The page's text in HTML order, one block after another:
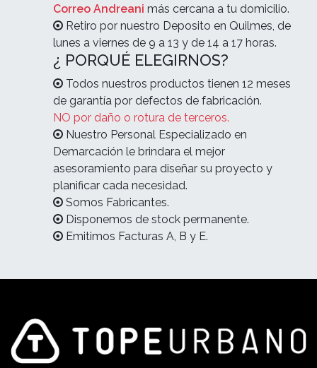
Correo Andreani más cercana a tu domicilio.
Retiro por nuestro Deposito en Quilmes, de
lunes a viernes de 9 a 13 y de 14 a 17 horas.
¿ PORQUÉ ELEGIRNOS?
Todos nuestros productos tienen 12 meses
de garantía por defectos de fabricación.
NO por daño o rotura de terceros.
Nuestro Personal Especializado en
Demarcación le brindara el mejor
asesoramiento para diseñar su proyecto y
planificar cada necesidad.
Somos Fabricantes.
Disponemos de stock permanente.
Emitimos Facturas A, B y E.